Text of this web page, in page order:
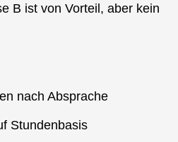
B ist von Vorteil, aber kein
nach Absprache
Stundenbasis